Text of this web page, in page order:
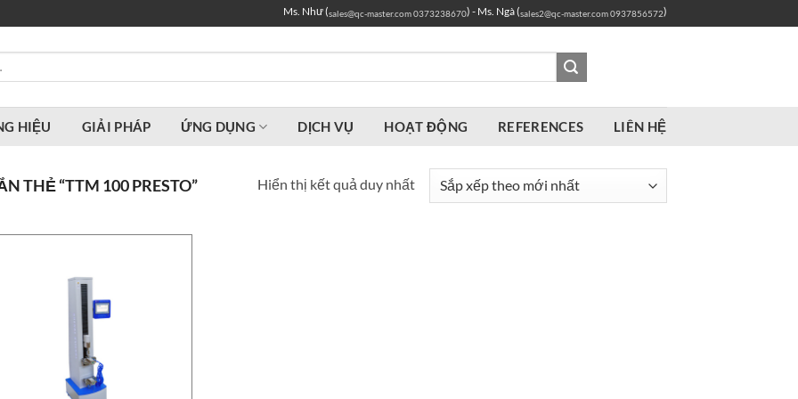
Ms. Như (sales@qc-master.com0373238670) - Ms. Ngà (sales2@qc-master.com0937856572)
HIỆU GIẢI PHÁP ỨNG DỤNG DỊCH VỤ HOẠT ĐỘNG REFERENCES LIÊN HỆ
THẺ “TTM 100 PRESTO” Hiển thị kết quả duy nhất